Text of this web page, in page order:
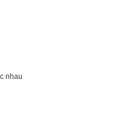
nhau